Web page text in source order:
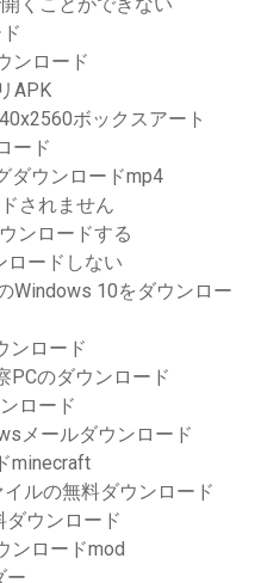
くことができない
ンロード
APK
ボックスアート
ード
ダウンロードmp4
されません
ンロードする
ロードしない
Windows 10をダウンロー
ンロード
PCのダウンロード
ロード
メールダウンロード
minecraft
ルの無料ダウンロード
ダウンロード
ンロードmod
ー